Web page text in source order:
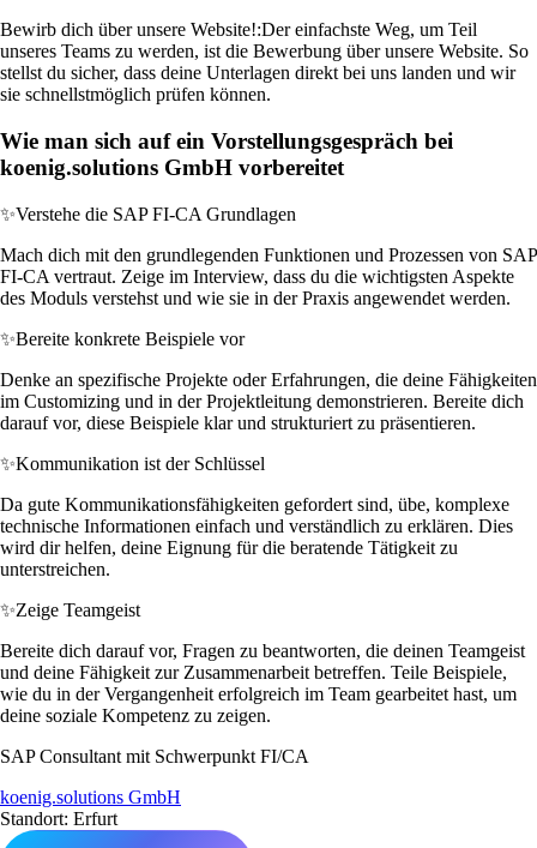
Bewirb dich über unsere Website!:Der einfachste Weg, um Teil
unseres Teams zu werden, ist die Bewerbung über unsere Website. So
stellst du sicher, dass deine Unterlagen direkt bei uns landen und wir
sie schnellstmöglich prüfen können.
Wie man sich auf ein Vorstellungsgespräch bei
koenig.solutions GmbH vorbereitet
✨Verstehe die SAP FI-CA Grundlagen
Mach dich mit den grundlegenden Funktionen und Prozessen von SAP
FI-CA vertraut. Zeige im Interview, dass du die wichtigsten Aspekte
des Moduls verstehst und wie sie in der Praxis angewendet werden.
✨Bereite konkrete Beispiele vor
Denke an spezifische Projekte oder Erfahrungen, die deine Fähigkeiten
im Customizing und in der Projektleitung demonstrieren. Bereite dich
darauf vor, diese Beispiele klar und strukturiert zu präsentieren.
✨Kommunikation ist der Schlüssel
Da gute Kommunikationsfähigkeiten gefordert sind, übe, komplexe
technische Informationen einfach und verständlich zu erklären. Dies
wird dir helfen, deine Eignung für die beratende Tätigkeit zu
unterstreichen.
✨Zeige Teamgeist
Bereite dich darauf vor, Fragen zu beantworten, die deinen Teamgeist
und deine Fähigkeit zur Zusammenarbeit betreffen. Teile Beispiele,
wie du in der Vergangenheit erfolgreich im Team gearbeitet hast, um
deine soziale Kompetenz zu zeigen.
SAP Consultant mit Schwerpunkt FI/CA
koenig.solutions GmbH
Standort: Erfurt